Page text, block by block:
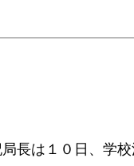
長は１０日、学